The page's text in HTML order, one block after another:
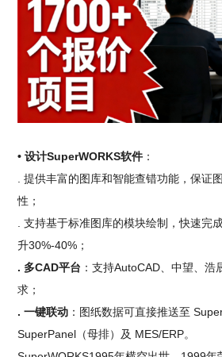
• 设计SuperWORKS软件 ：
. 提供丰富的图库和智能查错功能，保证
性；
. 支持基于标准图库的模块绘制，快速完
升30%-40%；
. 多CAD平台 ：支持AutoCAD、中望、浩
求；
. 一键联动 ：图纸数据可直接推送至
SuperPanel（母排）及 MES/ERP。